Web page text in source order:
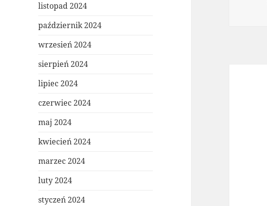
listopad 2024
październik 2024
wrzesień 2024
sierpień 2024
lipiec 2024
czerwiec 2024
maj 2024
kwiecień 2024
marzec 2024
luty 2024
styczeń 2024